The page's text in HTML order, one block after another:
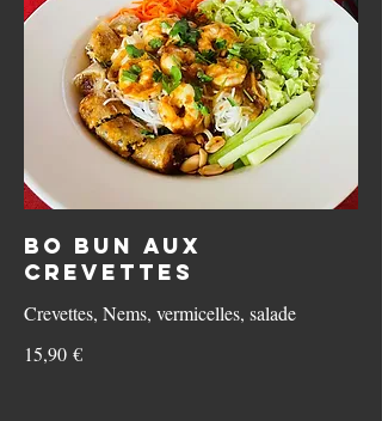
Bo Bun aux
Crevettes
Crevettes, Nems, vermicelles, salade
15,90 €